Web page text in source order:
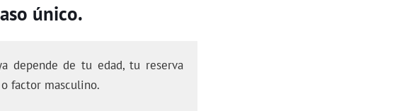
único.
depende de tu edad, tu reserva
factor masculino.